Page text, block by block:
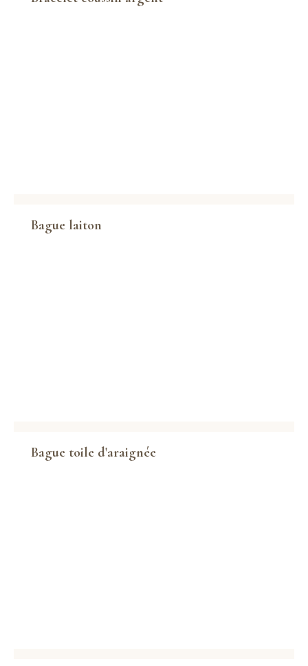
Bague laiton
Bague toile d'araignée